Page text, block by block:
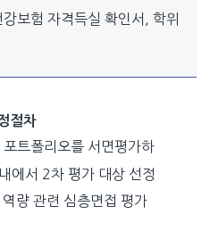
보험 자격득실 확인서, 학위
절차
트폴리오를 서면평가하
에서 2차 평가 대상 선정
량 관련 심층면접 평가